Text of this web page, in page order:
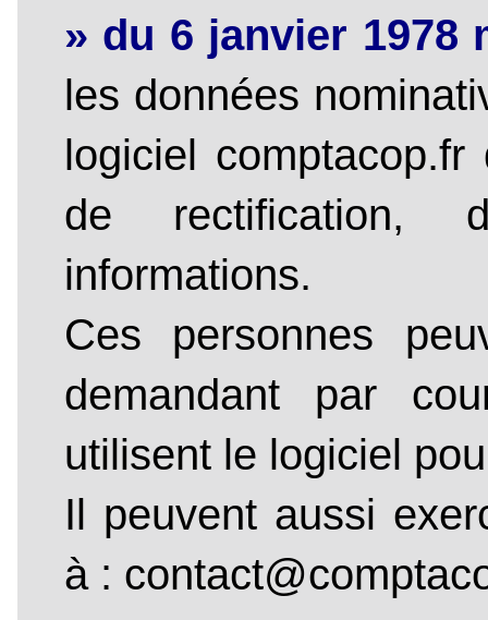
» du 6 janvier 1978
les données
logiciel
de rectification,
informations.
Ces personnes
demandant par
utilisent le logiciel
Il peuvent aussi
à :